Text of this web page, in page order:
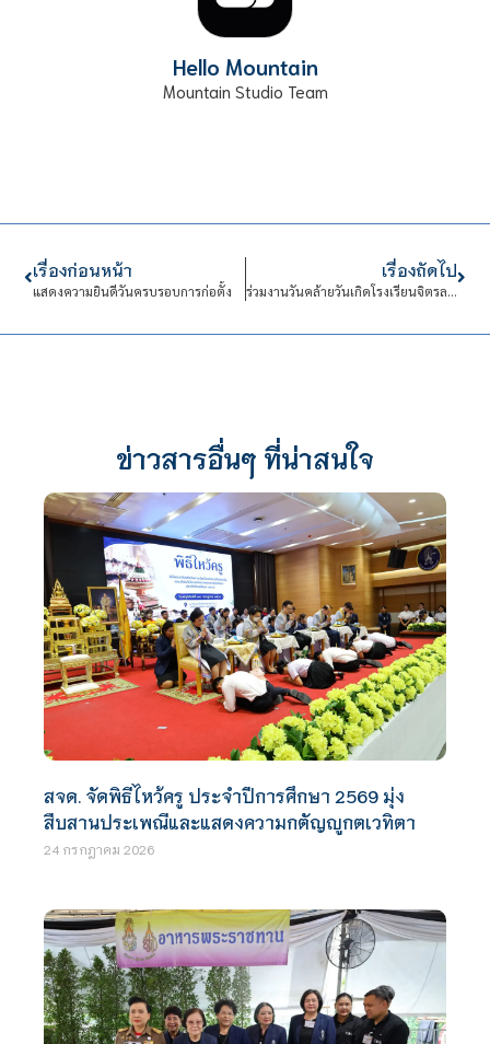
Hello Mountain
Mountain Studio Team
เรื่องก่อนหน้า
แสดงความยินดีวันครบรอบการก่อตั้ง
เรื่องถัดไป
ร่วมงานวันคล้ายวันเกิดโรงเรียนจิตรลดา
ข่าวสารอื่นๆ ที่น่าสนใจ
สจด. จัดพิธีไหว้ครู ประจำปีการศึกษา 2569 มุ่ง
สืบสานประเพณีและแสดงความกตัญญูกตเวทิตา
24 กรกฎาคม 2026